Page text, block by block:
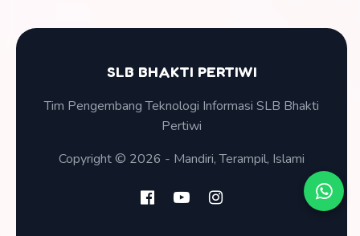
SLB BHAKTI PERTIWI
Tim Pengembang Teknologi Informasi SLB Bhakti
Pertiwi
Copyright © 2026 - Mandiri, Terampil, Islami